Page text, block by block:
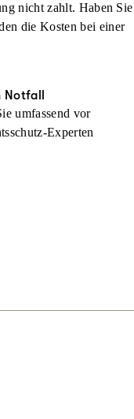
nicht zahlt. Haben Sie
die Kosten bei einer
umfassend vor
Experten